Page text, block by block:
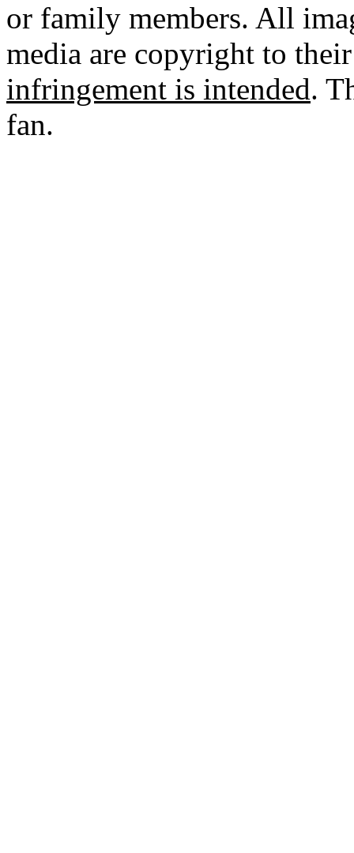
or family members. All
media are copyright to
infringement is intended.
fan.